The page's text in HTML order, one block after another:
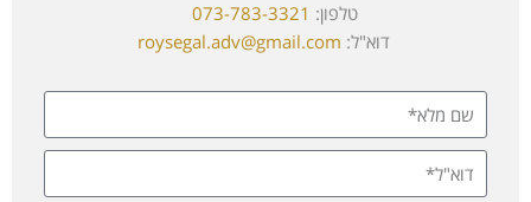
טלפון: 073-783-3321
דוא"ל: roysegal.adv@gmail.com